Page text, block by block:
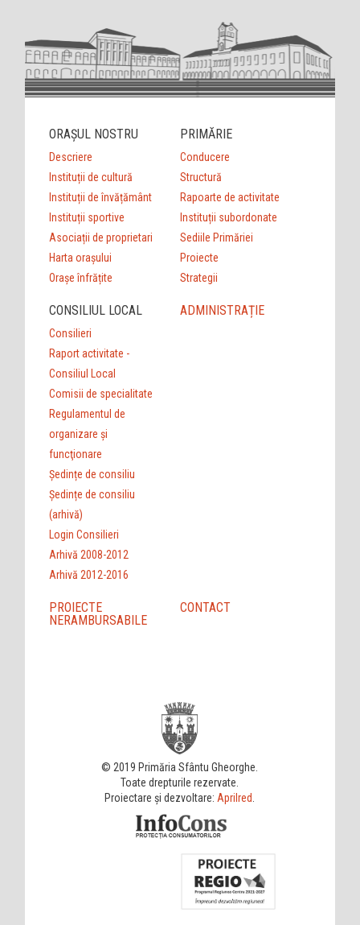
ORAȘUL NOSTRU
Descriere
Instituții de cultură
Instituții de învățământ
Instituții sportive
Asociații de proprietari
Harta orașului
Orașe înfrățite
PRIMĂRIE
Conducere
Structură
Rapoarte de activitate
Instituții subordonate
Sediile Primăriei
Proiecte
Strategii
CONSILIUL LOCAL
Consilieri
Raport activitate -
Consiliul Local
Comisii de specialitate
Regulamentul de
organizare şi
funcţionare
Ședințe de consiliu
Ședințe de consiliu
(arhivă)
Login Consilieri
Arhivă 2008-2012
Arhivă 2012-2016
ADMINISTRAȚIE
PROIECTE
NERAMBURSABILE
CONTACT
© 2019 Primăria Sfântu Gheorghe.
Toate drepturile rezervate.
Proiectare și dezvoltare:Aprilred.